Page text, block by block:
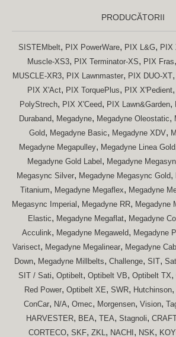
PRODUCĂTORII
SISTEMbelt, PIX PowerWare, PIX L&G, PIX
Muscle-XS3, PIX Terminator-XS, PIX Fras,
MUSCLE-XR3, PIX Lawnmaster, PIX DUO-XT,
PIX X'Act, PIX TorquePlus, PIX X'Pedient,
PolyStrech, PIX X'Ceed, PIX Lawn&Garden,
Duraband, Megadyne, Megadyne Oleostatic,
Gold, Megadyne Basic, Megadyne XDV,
Megadyne Megapulley, Megadyne Linea Gold
Megadyne Gold Label, Megadyne
Megasync Silver, Megadyne Megasync Gold,
Titanium, Megadyne Megaflex, Megadyne
Megasync Imperial, Megadyne RR, Megadyne
Elastic, Megadyne Megaflat, Megadyne
Acculink, Megadyne Megaweld, Megadyne
Varisect, Megadyne Megalinear, Megadyne
Down, Megadyne Millbelts, Challenge, SIT,
SIT / Sati, Optibelt, Optibelt VB, Optibelt TX,
Red Power, Optibelt XE, SWR, Hutchinson,
ConCar, N/A, Omec, Morgensen, Vision,
HARVESTER, BEA, TEA, Stagnoli,
CORTECO, SKF, ZKL , NACHI, NSK,